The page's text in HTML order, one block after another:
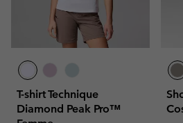
T-shirt Technique
Diamond Peak Pro™